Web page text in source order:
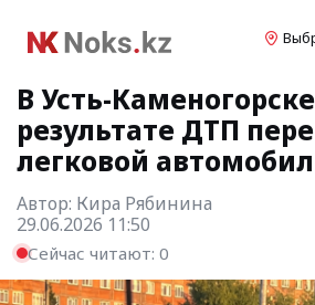
В Усть-
результате ДТП
легковой
Автор: Кира Рябинина
29.06.2026 11:50
Сейчас читают: 0